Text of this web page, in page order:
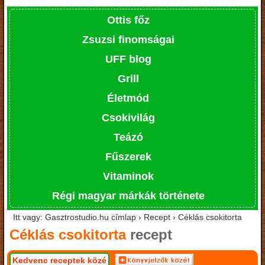
Ottis főz
Zsuzsi finomságai
UFF blog
Grill
Életmód
Csokivilág
Teázó
Fűszerek
Vitaminok
Régi magyar márkák története
Itt vagy: Gasztrostudio.hu címlap › Recept › Céklás csokitorta
Céklás csokitortarecept
Kedvenc receptek közé